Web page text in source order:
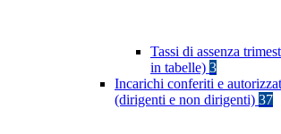
Tassi di assenza
in tabelle) 3
Incarichi conferiti e
(dirigenti e non dirigenti) 37